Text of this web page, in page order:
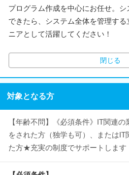
プログラム作成を中心にお任せ。
できたら、システム全体を管理す
ニアとして活躍してください！
閉じる
対象となる方
【年齢不問】《必須条件》IT関連
をされた方（独学も可）、または
た方★充実の制度でサポートします